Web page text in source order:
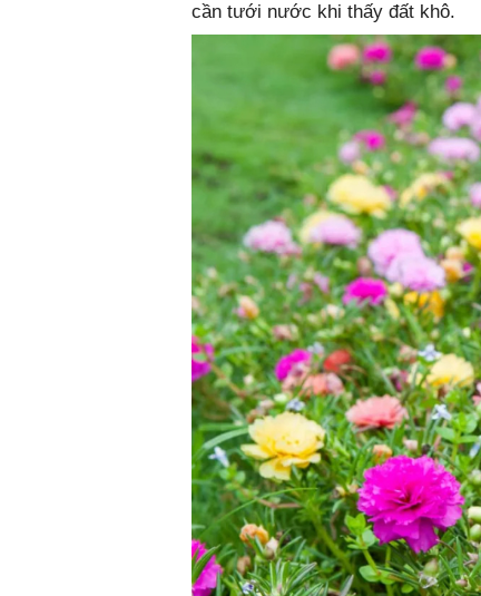
cần tưới nước khi thấy đất khô.